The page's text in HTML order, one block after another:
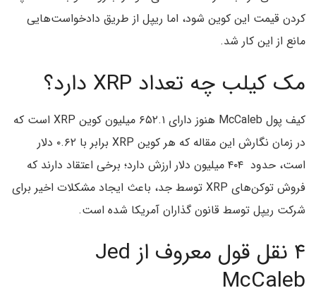
کردن قیمت این کوین شود، اما ریپل از طریق دادخواست‌هایی
مانع از این کار شد.
مک کیلب چه تعداد XRP دارد؟
کیف پول McCaleb هنوز دارای ۶۵۲.۱ میلیون کوین XRP است که
در زمان نگارش این مقاله که هر کوین XRP برابر با ۰.۶۲ دلار
است، حدود ۴۰۴ میلیون دلار ارزش دارد؛ برخی اعتقاد دارند که
فروش توکن‌های XRP‌ توسط جد، باعث ایجاد مشکلات اخیر برای
شرکت ریپل توسط قانون گذاران آمریکا شده است.
۴ نقل قول معروف از Jed
McCaleb